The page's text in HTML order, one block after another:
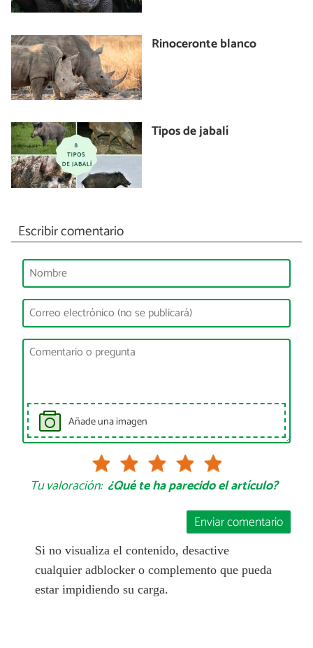
Rinoceronte blanco
Tipos de jabalí
Escribir comentario
Añade una imagen
Tu valoración: ¿Qué te ha parecido el artículo?
Enviar comentario
Si no visualiza el contenido, desactive
cualquier adblocker o complemento que pueda
estar impidiendo su carga.